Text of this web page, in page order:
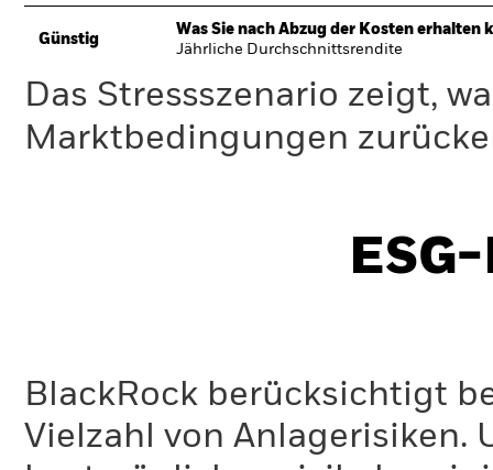
Günstig
Was Sie nach Abzug der Kosten erhalten
Jährliche Durchschnittsrendite
Das Stressszenario zeigt,
Marktbedingungen
BlackRock berücksichtigt
Vielzahl von Anlagerisiken.